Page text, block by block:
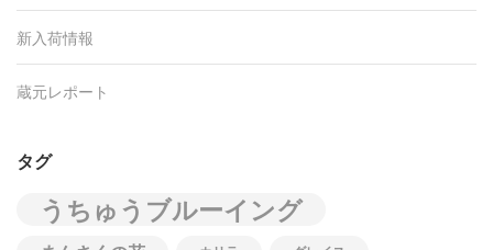
新入荷情報
蔵元レポート
タグ
うちゅうブルーイング